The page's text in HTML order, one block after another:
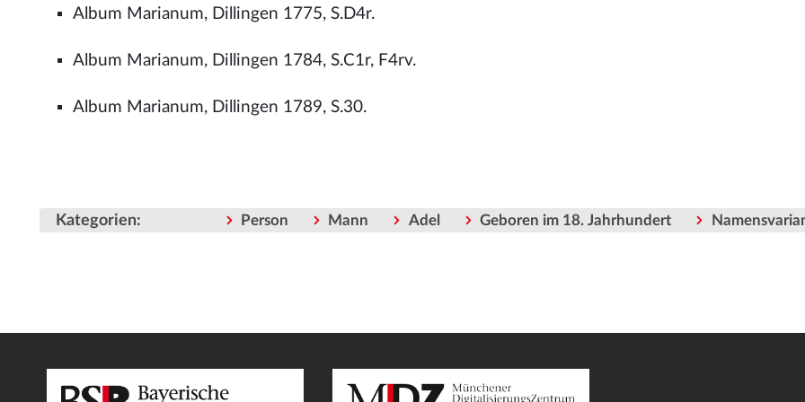
Album Marianum, Dillingen 1775, S.D4r.
Album Marianum, Dillingen 1784, S.C1r, F4rv.
Album Marianum, Dillingen 1789, S.30.
Kategorien: Person Mann Adel Geboren im 18. Jahrhundert